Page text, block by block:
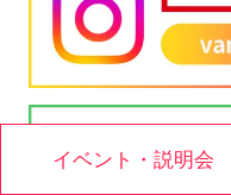
イベント・説明会